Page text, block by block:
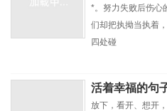
*。努力失败后伤心
们却把执拗当执着
四处碰
放下，看开、想开